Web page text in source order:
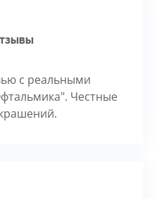
с реальными
Честные